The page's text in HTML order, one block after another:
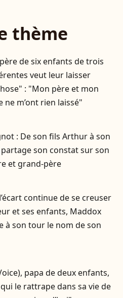
thème
père de six enfants de trois
veut leur laisser
: "Mon père et mon
ne m’ont rien laissé"
: De son fils Arthur à son
son constat sur son
et grand-père
continue de se creuser
et ses enfants, Maddox
à son tour le nom de son
papa de deux enfants,
le rattrape dans sa vie de